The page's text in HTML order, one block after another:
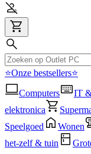
⭐Onze bestsellers⭐
Computers
IT
elektronica
Speelgoed
Wonen
het-zelf & tuin